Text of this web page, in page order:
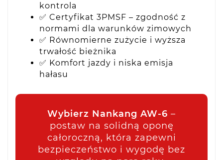
kontrola
✅ Certyfikat 3PMSF – zgodność z
normami dla warunków zimowych
✅ Równomierne zużycie i wyższa
trwałość bieżnika
✅ Komfort jazdy i niska emisja
hałasu
Wybierz Nankang AW-6 –
postaw na solidną oponę
całoroczną, która zapewni
bezpieczeństwo i wygodę bez